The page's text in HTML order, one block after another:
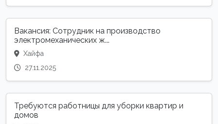
Вакансия: Сотрудник на производство
электромеханических ж...
Хайфа
27.11.2025
Требуются работницы для уборки квартир и
домов